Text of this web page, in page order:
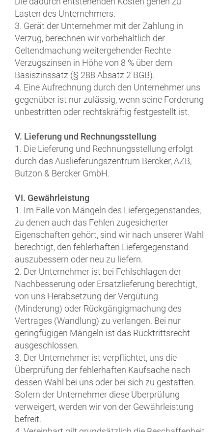
Lasten des Unternehmers.
3. Gerät der Unternehmer mit der Zahlung in
Verzug, berechnen wir vorbehaltlich der
Geltendmachung weitergehender Rechte
Verzugszinsen in Höhe von 8 % über dem
Basiszinssatz (§ 288 Absatz 2 BGB).
4. Eine Aufrechnung durch den Unternehmer uns
gegenüber ist nur zulässig, wenn seine Forderung
unbestritten oder rechtskräftig festgestellt ist.
V. Lieferung und Rechnungsstellung
1. Die Lieferung und Rechnungsstellung erfolgt
durch das Auslieferungszentrum Bercker, AZB,
Butzon & Bercker GmbH.
VI. Gewährleistung
1. Im Falle von Mängeln des Liefergegenstandes,
zu denen auch das Fehlen zugesicherter
Eigenschaften gehört, sind wir nach unserer Wahl
berechtigt, den fehlerhaften Liefergegenstand
auszubessern oder neu zu liefern.
2. Der Unternehmer ist bei Fehlschlagen der
Nachbesserung oder Ersatzlieferung berechtigt,
von uns Herabsetzung der Vergütung
(Minderung) oder Rückgängigmachung des
Vertrages (Wandlung) zu verlangen. Bei nur
geringfügigen Mängeln ist das Rücktrittsrecht
ausgeschlossen.
3. Der Unternehmer ist verpflichtet, uns die
Überprüfung der fehlerhaften Kaufsache nach
dessen Wahl bei uns oder bei sich zu gestatten.
Sofern der Unternehmer diese Überprüfung
verweigert, werden wir von der Gewährleistung
befreit.